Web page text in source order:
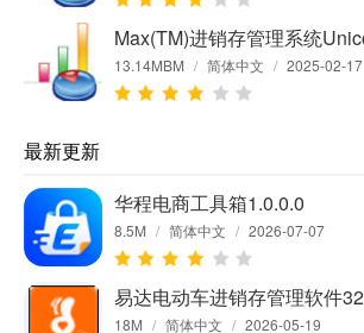
13.14MBM / 简体中文 / 2025-02-17
最新更新
华程电商工具箱1.0.0.0
8.5M / 简体中文 / 2026-07-07
18M / 简体中文 / 2026-05-19